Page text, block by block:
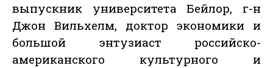
выпускник университета Бейлор, г-н
Джон Вильхелм, доктор экономики и
большой энтузиаст российско-
американского культурного и